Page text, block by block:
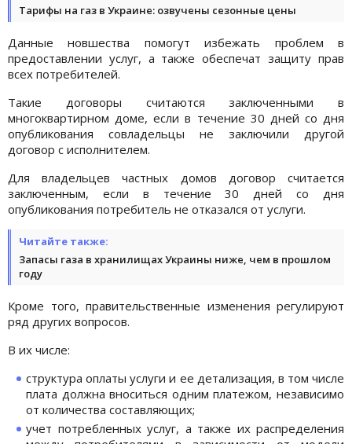
Тарифы на газ в Украине: озвучены сезонные цены
Данные новшества помогут избежать проблем в
предоставлении услуг, а также обеспечат защиту прав
всех потребителей.
Такие договоры считаются заключенными в
многоквартирном доме, если в течение 30 дней со дня
опубликования совладельцы не заключили другой
договор с исполнителем.
Для владельцев частных домов договор считается
заключенным, если в течение 30 дней со дня
опубликования потребитель не отказался от услуги.
Читайте также:
Запасы газа в хранилищах Украины ниже, чем в прошлом
году
Кроме того, правительственные изменения регулируют
ряд других вопросов.
В их числе:
структура оплаты услуги и ее детализация, в том числе
плата должна вноситься одним платежом, независимо
от количества составляющих;
учет потребленных услуг, а также их распределения